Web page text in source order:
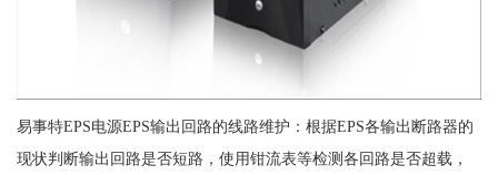
易事特EPS电源EPS输出回路的线路维护：根据EPS各输出断路器的
现状判断输出回路是否短路，使用钳流表等检测各回路是否超载，